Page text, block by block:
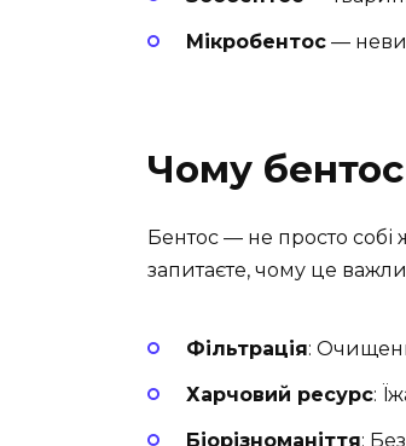
Мікробентос —
Чому
Бентос — не просто собі
запитаєте, чому це
Фільтрація:
Харчовий ресурс:
Біорізноманіття: